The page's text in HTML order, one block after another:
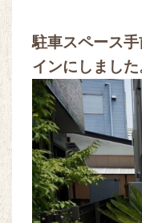
駐車スペース
インにしました